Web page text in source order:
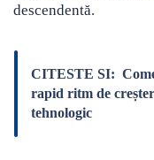
descendentă.
CITESTE SI:
rapid ritm de
tehnologic